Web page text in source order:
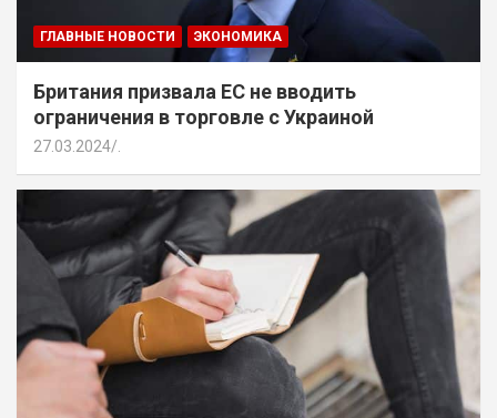
ГЛАВНЫЕ НОВОСТИ ЭКОНОМИКА
Британия призвала ЕС не вводить
ограничения в торговле с Украиной
27.03.2024